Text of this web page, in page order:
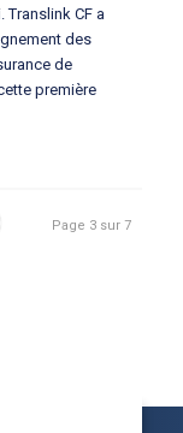
Translink CF a
des
de
première
Page 3 sur 7